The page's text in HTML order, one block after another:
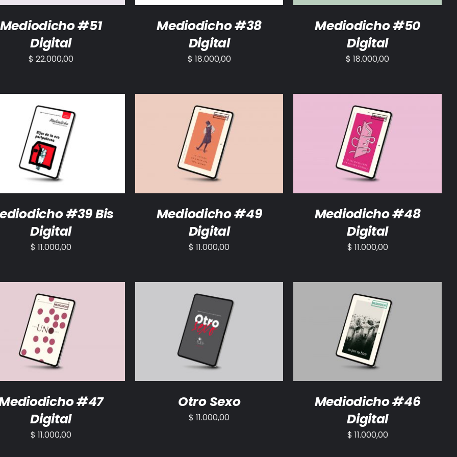
Mediodicho #51
Digital
$ 22.000,00
Mediodicho #38
Digital
$ 18.000,00
Mediodicho #50
Digital
$ 18.000,00
AL CARRITO /
#39 Bis
Digital
$ 11.000,00
AÑADIR AL CARRITO /
Mediodicho #49
Digital
$ 11.000,00
AÑADIR AL CARRITO /
Mediodicho #48
Digital
$ 11.000,00
AL CARRITO /
#47
Digital
$ 11.000,00
AÑADIR AL CARRITO /
Otro Sexo
$ 11.000,00
AÑADIR AL CARRITO
Mediodicho #46
Digital
$ 11.000,00